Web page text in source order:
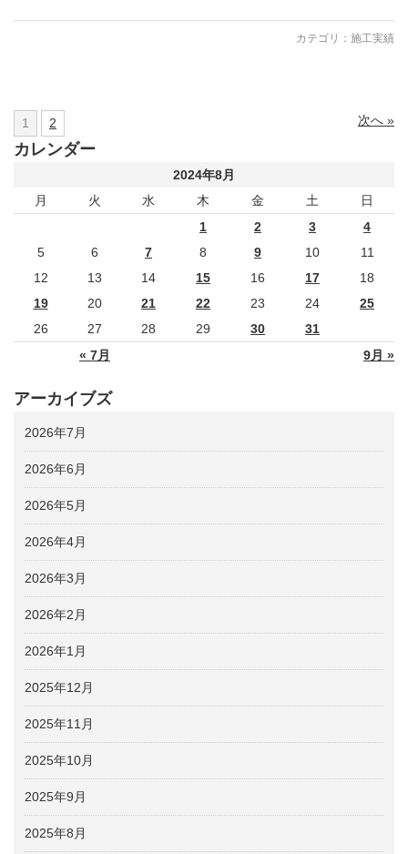
カテゴリ： 施工実績
1 2 次へ »
カレンダー
2024年8月
月
火 水 木 金 土 日
« 7月 9月 »
1 2 3
4
5
6 7 8 9 10
11
12
13 14 15 16 17
18
19
20 21 22 23 24
25
26
27 28 29 30 31
アーカイブズ
2026年7月
2026年6月
2026年5月
2026年4月
2026年3月
2026年2月
2026年1月
2025年12月
2025年11月
2025年10月
2025年9月
2025年8月